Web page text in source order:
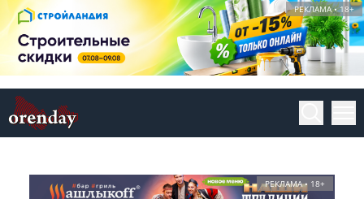
РЕКЛАМА • 18+
РЕКЛАМА • 18+